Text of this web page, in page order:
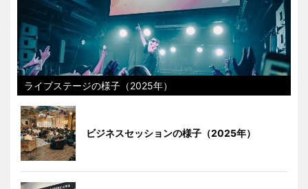
ライブステージの様子（2025年）
ビジネスセッションの様子（2025年）